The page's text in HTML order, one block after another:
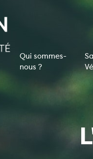
Navigation
principale
Qui sommes-
nous ?